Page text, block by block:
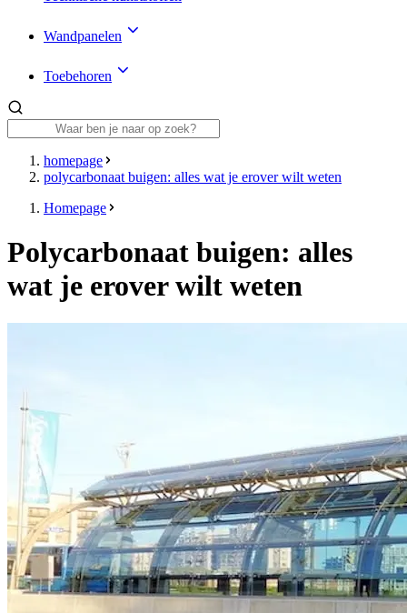
Wandpanelen
Toebehoren
homepage
polycarbonaat buigen: alles wat je erover wilt weten
Homepage
Polycarbonaat buigen: alles
wat je erover wilt weten